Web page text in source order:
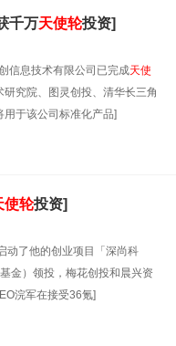
千万天使轮投资]
信息技术有限公司已完成天使
究院、图灵创投、清华长三角
于该公司标准化产品]
使轮投资]
动了他的创业项目「深尚科
金）领投，梅花创投和晨兴资
浣军在接受36氪]